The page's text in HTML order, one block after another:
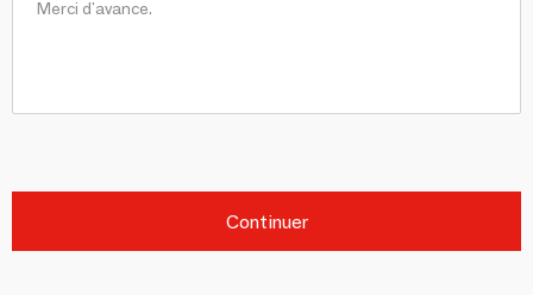
Continuer